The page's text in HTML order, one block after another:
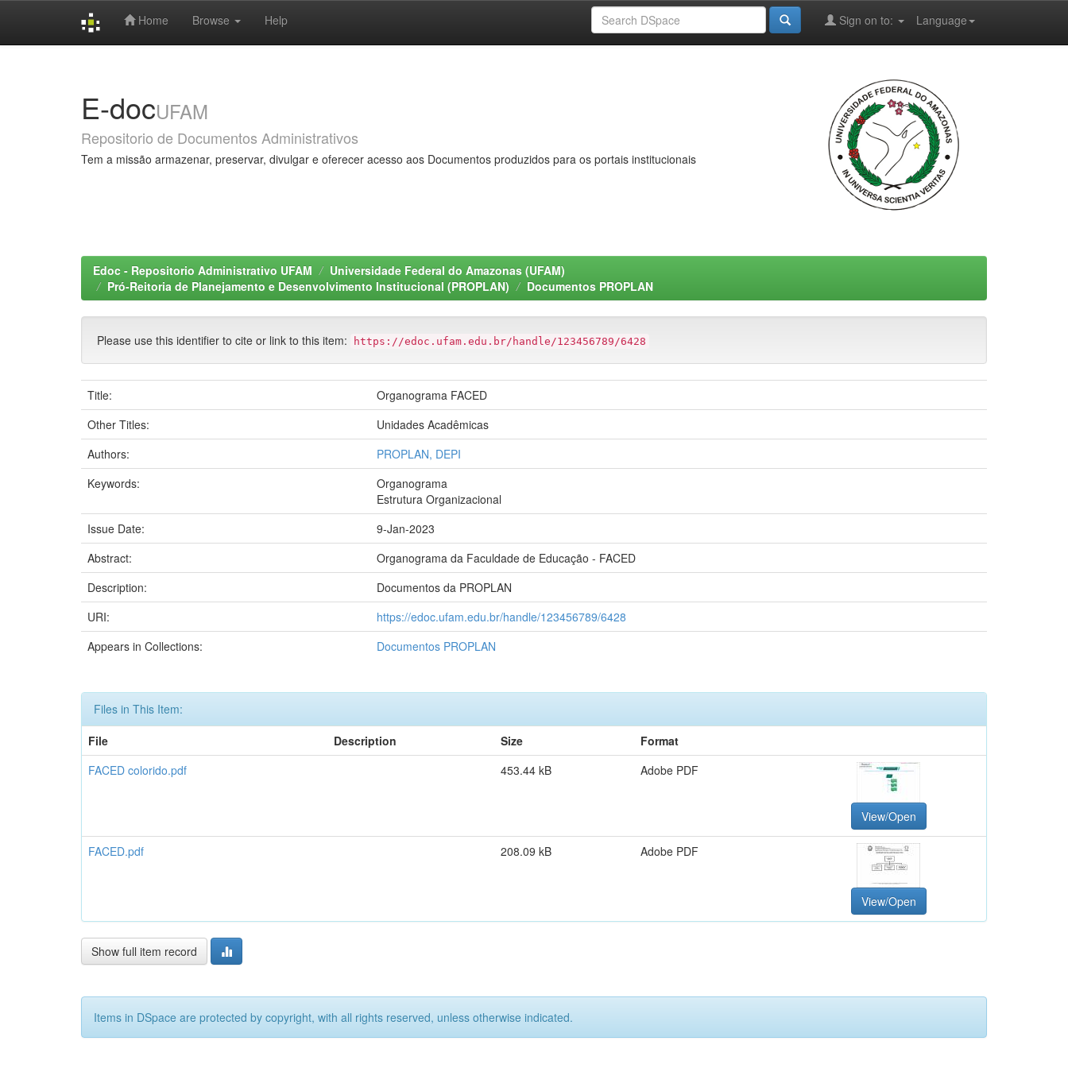
Home Browse Help Language
Sign on to:
E-docUFAM
Repositorio de Documentos Administrativos
Tem a missão armazenar, preservar, divulgar e oferecer acesso aos Documentos produzidos para os portais institucionais
Edoc - Repositorio Administrativo UFAM
Universidade Federal do Amazonas (UFAM)
Pró-Reitoria de Planejamento e Desenvolvimento Institucional (PROPLAN)
Documentos PROPLAN
Please use this identifier to cite or link to this item: https://edoc.ufam.edu.br/handle/123456789/6428
Title:
Organograma FACED
Other Titles:
Unidades Acadêmicas
Authors:
PROPLAN, DEPI
Keywords:
Organograma
Estrutura Organizacional
Issue Date:
9-Jan-2023
Abstract:
Organograma da Faculdade de Educação - FACED
Description:
Documentos da PROPLAN
URI:
https://edoc.ufam.edu.br/handle/123456789/6428
Appears in Collections:
Documentos PROPLAN
Files in This Item:
File
Description Size
Format
FACED colorido.pdf
453.44 kB Adobe PDF
View/Open
FACED.pdf 208.09 kB Adobe PDF
View/Open
Show full item record
Items in DSpace are protected by copyright, with all rights reserved, unless otherwise indicated.